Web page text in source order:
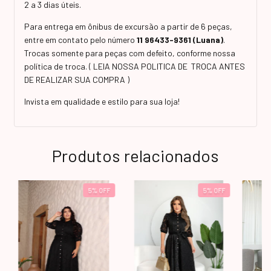
2 a 3 dias úteis.
Para entrega em ônibus de excursão a partir de 6 peças,
entre em contato pelo número 11 96433-9361 (Luana).
Trocas somente para peças com defeito, conforme nossa
política de troca. ( LEIA NOSSA POLITICA DE TROCA ANTES
DE REALIZAR SUA COMPRA )
Invista em qualidade e estilo para sua loja!
Produtos relacionados
5% OFF 5% OFF